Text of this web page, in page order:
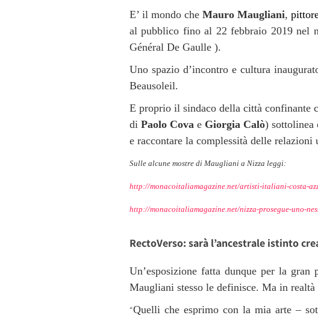
E’ il mondo che Mauro Maugliani,
al pubblico fino al 22 febbraio 2019 nel
Général De Gaulle ).
Uno spazio d’incontro e cultura
Beausoleil.
E proprio il sindaco della città confinante
di Paolo Covae Giorgia Calò) sottolinea
e raccontare la complessità delle relazioni
Sulle alcune mostre di Maugliani a Nizza leggi:
http://monacoitaliamagazine.net/artisti-italiani-costa-
http://monacoitaliamagazine.net/nizza-prosegue-uno-
RectoVerso: sarà l’ancestrale istinto
Un’esposizione fatta dunque per la
Maugliani stesso le definisce. Ma in realtà
“Quelli che esprimo con la mia arte –